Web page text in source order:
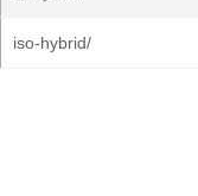
iso-hybrid/